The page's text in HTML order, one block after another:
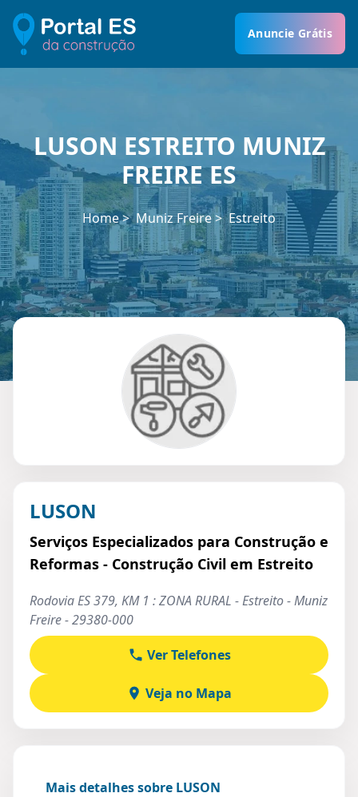
Anuncie Grátis
LUSON ESTREITO MUNIZ
FREIRE ES
Home Muniz Freire Estreito
LUSON
Serviços Especializados para Construção e
Reformas - Construção Civil em Estreito
Rodovia ES 379, KM 1 : ZONA RURAL - Estreito - Muniz
Freire - 29380-000
Ver Telefones
Veja no Mapa
Mais detalhes sobre LUSON